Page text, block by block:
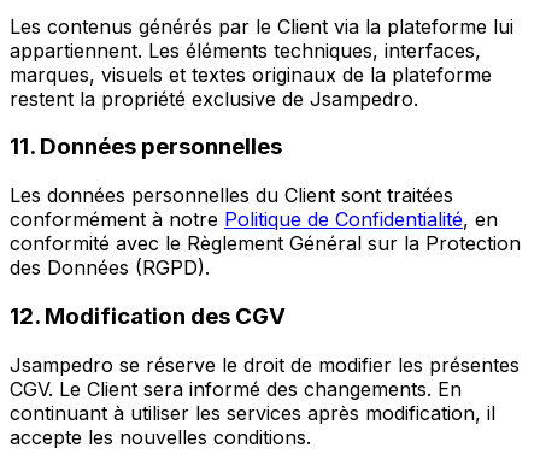
Les contenus générés par le Client via la plateforme lui
appartiennent. Les éléments techniques, interfaces,
marques, visuels et textes originaux de la plateforme
restent la propriété exclusive de Jsampedro.
11. Données personnelles
Les données personnelles du Client sont traitées
conformément à notre Politique de Confidentialité, en
conformité avec le Règlement Général sur la Protection
des Données (RGPD).
12. Modification des CGV
Jsampedro se réserve le droit de modifier les présentes
CGV. Le Client sera informé des changements. En
continuant à utiliser les services après modification, il
accepte les nouvelles conditions.